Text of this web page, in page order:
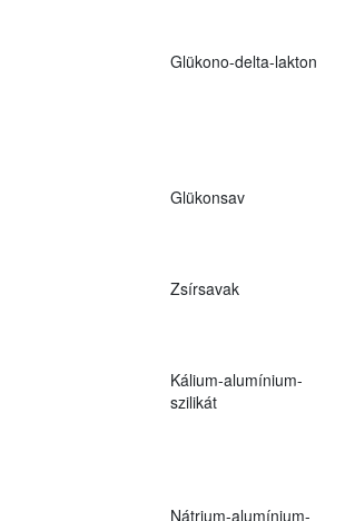
Glükono-delta-lakton
Glükonsav
Zsírsavak
Kálium-alumínium-
szilikát
Nátrium-alumínium-